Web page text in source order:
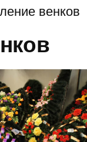
венков